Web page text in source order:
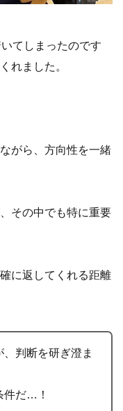
てしまったのです
れました。
がら、方向性を一緒
その中でも特に重要
に返してくれる距離
判断を研ぎ澄ま
件だ…！